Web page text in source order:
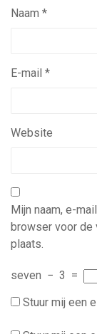
Naam *
E-mail *
Website
Mijn naam, e-
browser voor de
plaats.
seven − 3 =
Stuur mij een